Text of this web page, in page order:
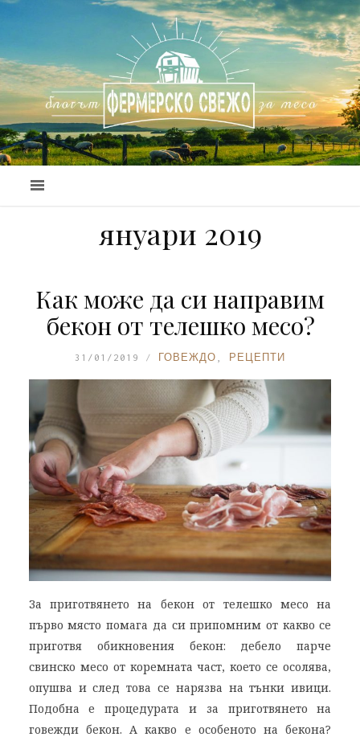
януари 2019
Как може да си направим
бекон от телешко месо?
31/01/2019 ГОВЕЖДО РЕЦЕПТИ
За приготвянето на бекон от телешко месо на
първо място помага да си припомним от какво се
приготвя обикновения бекон: дебело парче
свинско месо от коремната част, което се осолява,
опушва и след това се нарязва на тънки ивици.
Подобна е процедурата и за приготвянето на
говежди бекон. А какво е особеното на бекона?